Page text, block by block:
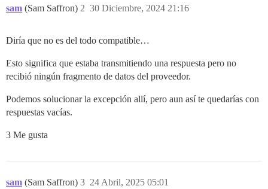
/var/www/discourse/vendor/bundle/ruby/3.3.0/gems/
/var/www/discourse/vendor/bundle/ruby/3.3.0/
/var/www/discourse/vendor/bundle/ruby/3.3.0/
/var/www/discourse/vendor/bundle/ruby/3.3.0/
/var/www/discourse/vendor/bundle/ruby/3.3.0/
/var/www/discourse/vendor/bundle/ruby/3.3.0/gems/
/var/www/discourse/vendor/bundle/ruby/3.3.0/gems/
/var/www/discourse/vendor/bundle/ruby/3.3.0/
sam (Sam Saffron) 30 Diciembre, 2024 21:16
2
Diría que no es del todo compatible…
Esto significa que estaba transmitiendo una respuesta pero no
recibió ningún fragmento de datos del proveedor.
Podemos solucionar la excepción allí, pero aun así te quedarías con
respuestas vacías.
3 Me gusta
sam (Sam Saffron) 24 Abril, 2025 05:01
3